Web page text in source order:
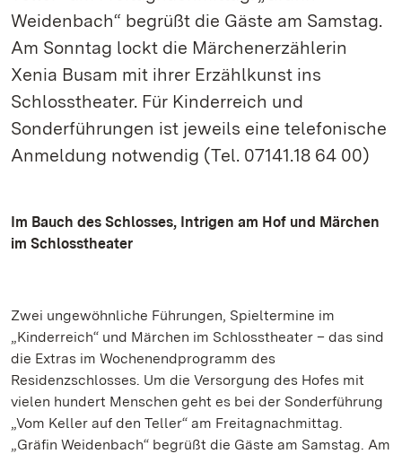
Weidenbach“ begrüßt die Gäste am Samstag.
Am Sonntag lockt die Märchenerzählerin
Xenia Busam mit ihrer Erzählkunst ins
Schlosstheater. Für Kinderreich und
Sonderführungen ist jeweils eine telefonische
Anmeldung notwendig (Tel. 07141.18 64 00)
Im Bauch des Schlosses, Intrigen am Hof und Märchen
im Schlosstheater
Zwei ungewöhnliche Führungen, Spieltermine im
„Kinderreich“ und Märchen im Schlosstheater – das sind
die Extras im Wochenendprogramm des
Residenzschlosses. Um die Versorgung des Hofes mit
vielen hundert Menschen geht es bei der Sonderführung
„Vom Keller auf den Teller“ am Freitagnachmittag.
„Gräfin Weidenbach“ begrüßt die Gäste am Samstag. Am